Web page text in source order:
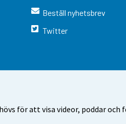
för att visa videor, poddar och
Beställ nyhetsbrev
Twitter